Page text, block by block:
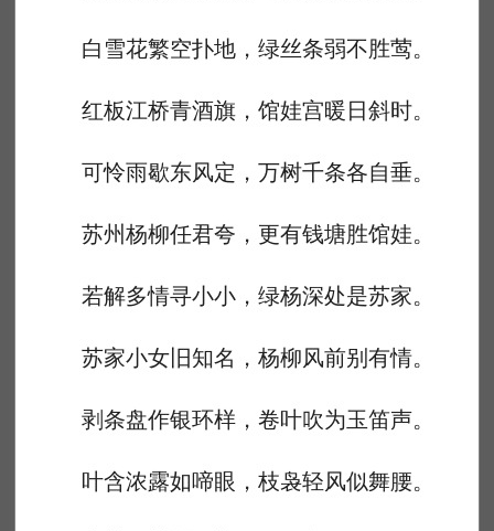
白雪花繁空扑地，绿丝条弱不胜莺。
红板江桥青酒旗，馆娃宫暖日斜时。
可怜雨歇东风定，万树千条各自垂。
苏州杨柳任君夸，更有钱塘胜馆娃。
若解多情寻小小，绿杨深处是苏家。
苏家小女旧知名，杨柳风前别有情。
剥条盘作银环样，卷叶吹为玉笛声。
叶含浓露如啼眼，枝袅轻风似舞腰。